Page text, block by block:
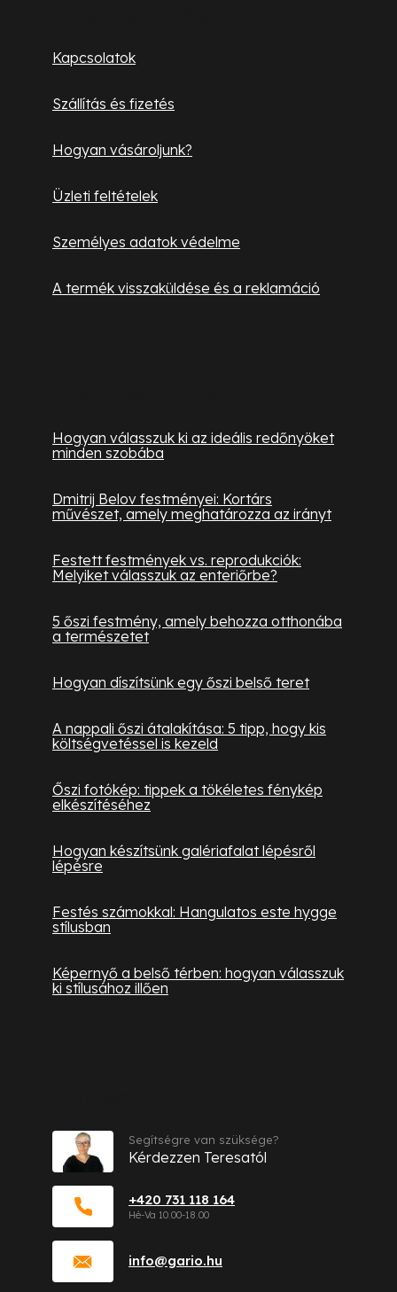
Kapcsolatok
Szállítás és fizetés
Hogyan vásároljunk?
Üzleti feltételek
Személyes adatok védelme
A termék visszaküldése és a reklamáció
Hogyan válasszuk ki az ideális redőnyöket
minden szobába
Dmitrij Belov festményei: Kortárs
művészet, amely meghatározza az irányt
Festett festmények vs. reprodukciók:
Melyiket válasszuk az enteriőrbe?
5 őszi festmény, amely behozza otthonába
a természetet
Hogyan díszítsünk egy őszi belső teret
A nappali őszi átalakítása: 5 tipp, hogy kis
költségvetéssel is kezeld
Őszi fotókép: tippek a tökéletes fénykép
elkészítéséhez
Hogyan készítsünk galériafalat lépésről
lépésre
Festés számokkal: Hangulatos este hygge
stílusban
Képernyő a belső térben: hogyan válasszuk
ki stílusához illően
info@gario.hu
+420 731 118 164
Segítségre van szüksége?
Kérdezzen Teresatól